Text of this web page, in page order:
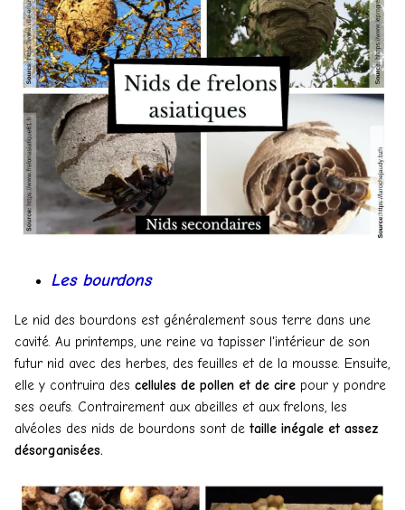
Les bourdons
Le nid des bourdons est généralement sous terre dans une
cavité. Au printemps, une reine va tapisser l'intérieur de son
futur nid avec des herbes, des feuilles et de la mousse. Ensuite,
elle y contruira des cellules de pollen et de cire pour y pondre
ses oeufs. Contrairement aux abeilles et aux frelons, les
alvéoles des nids de bourdons sont de taille inégale et assez
désorganisées.